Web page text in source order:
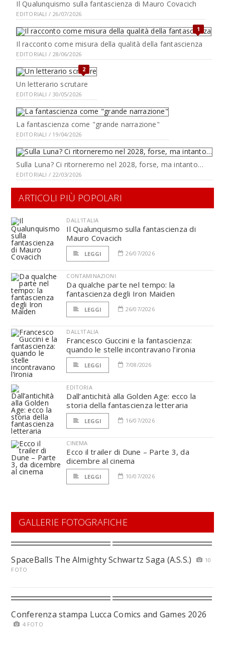
Il Qualunquismo sulla fantascienza di Mauro Covacich
EDITORIALI / 26/07/2026
1
Il racconto come misura della qualità della fantascienza
EDITORIALI / 28/06/2026
2
Un letterario scrutare
EDITORIALI / 30/05/2026
La fantascienza come "grande narrazione"
EDITORIALI / 19/04/2026
Sulla Luna? Ci ritorneremo nel 2028, forse, ma intanto…
EDITORIALI / 22/03/2026
ARTICOLI PIÙ POPOLARI
DALL'ITALIA
Il Qualunquismo sulla fantascienza di
Mauro Covacich
LEGGI 26/07/2026
CONTAMINAZIONI
Da qualche parte nel tempo: la
fantascienza degli Iron Maiden
LEGGI 26/07/2026
DALL'ITALIA
Francesco Guccini e la fantascienza:
quando le stelle incontravano l’ironia
LEGGI 7/08/2026
EDITORIA
Dall’antichità alla Golden Age: ecco la
storia della fantascienza letteraria
LEGGI 16/07/2026
CINEMA
Ecco il trailer di Dune – Parte 3, da
dicembre al cinema
LEGGI 10/07/2026
GALLERIE FOTOGRAFICHE
SpaceBalls The Almighty Schwartz Saga (A.S.S.)
10
FOTO
Conferenza stampa Lucca Comics and Games 2026
4 FOTO